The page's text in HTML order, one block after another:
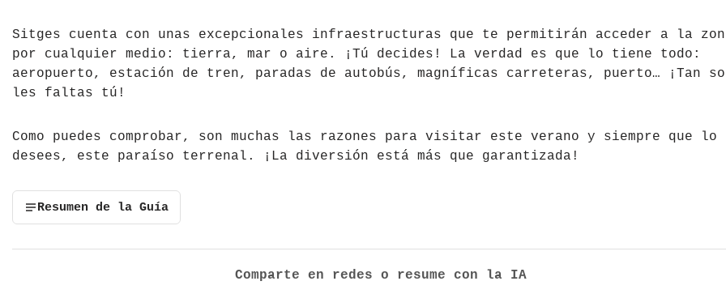
Sitges cuenta con unas excepcionales infraestructuras que te permitirán acceder a la
por cualquier medio: tierra, mar o aire. ¡Tú decides! La verdad es que lo tiene todo:
aeropuerto, estación de tren, paradas de autobús, magníficas carreteras, puerto… ¡Tan
les faltas tú!
Como puedes comprobar, son muchas las razones para visitar este verano y siempre que lo
desees, este paraíso terrenal. ¡La diversión está más que garantizada!
Resumen de la Guía
Comparte en redes o resume con la IA